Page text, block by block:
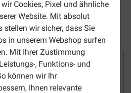
Cookies, Pixel und ähnliche
Website. Mit absolut
stellen wir sicher, dass Sie
in unserem Webshop surfen
Mit Ihrer Zustimmung
, Funktions- und
können wir Ihr
Ihnen relevante
Arbeitstage, sofern nicht anders angegeben